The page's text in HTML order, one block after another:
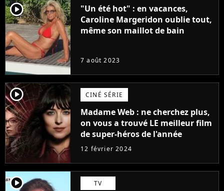
player2
"Un été hot" : en vacances,
Caroline Margeridon oublie tout,
même son maillot de bain
7 août 2023
player2 CINÉ SÉRIE
Madame Web : ne cherchez plus,
on vous a trouvé LE meilleur film
de super-héros de l'année
12 février 2024
player2 TV